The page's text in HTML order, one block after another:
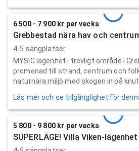
6 500 - 7 900 kr per vecka
Grebbestad nära hav och
4-5 sängplatser
MYSIG lägenhet i trevligt område i
promenad till strand, centrum och
naturnära miljö med skogen in på
Läs mer och se tillgänglighet för
5 800 - 9 800 kr per vecka
SUPERLÄGE! Villa Viken-